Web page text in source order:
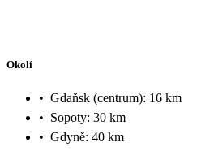
Okolí
• Gdaňsk (centrum): 16 km
• Sopoty: 30 km
• Gdyně: 40 km